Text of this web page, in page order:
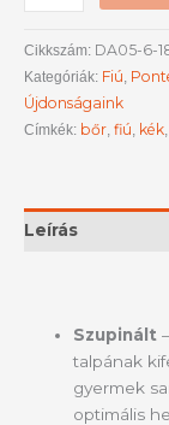
Cikkszám: DA05-6-
Kategóriák: Fiú
Újdonságaink
Címkék: bőr fiú kék
Leírás
Szupinált
talpának
gyermek
optimális